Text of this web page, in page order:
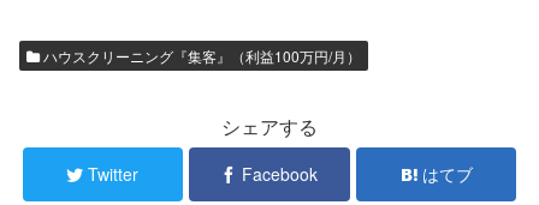
ハウスクリーニング『集客』（利益100万円/月）
シェアする
Twitter Facebook はてブ